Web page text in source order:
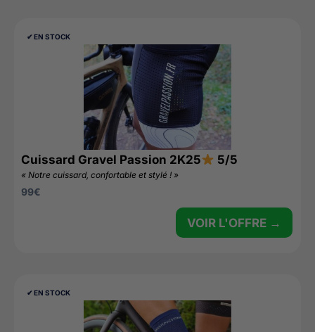
✔︎ EN STOCK
Cuissard Gravel Passion 2K25 5/5
« Notre cuissard, confortable et stylé ! »
99€
VOIR L'OFFRE →
✔︎ EN STOCK